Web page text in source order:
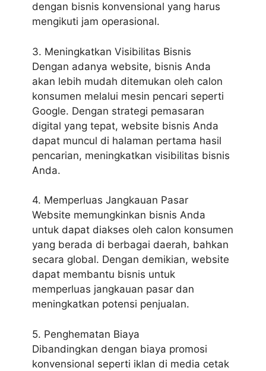
dengan bisnis konvensional yang harus
mengikuti jam operasional.
3. Meningkatkan Visibilitas Bisnis
Dengan adanya website, bisnis Anda
akan lebih mudah ditemukan oleh calon
konsumen melalui mesin pencari seperti
Google. Dengan strategi pemasaran
digital yang tepat, website bisnis Anda
dapat muncul di halaman pertama hasil
pencarian, meningkatkan visibilitas bisnis
Anda.
4. Memperluas Jangkauan Pasar
Website memungkinkan bisnis Anda
untuk dapat diakses oleh calon konsumen
yang berada di berbagai daerah, bahkan
secara global. Dengan demikian, website
dapat membantu bisnis untuk
memperluas jangkauan pasar dan
meningkatkan potensi penjualan.
5. Penghematan Biaya
Dibandingkan dengan biaya promosi
konvensional seperti iklan di media cetak